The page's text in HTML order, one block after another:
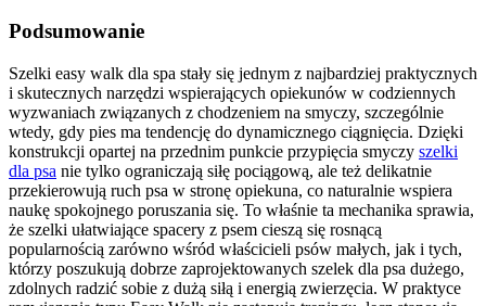
Podsumowanie
Szelki easy walk dla spa stały się jednym z najbardziej praktycznych
i skutecznych narzędzi wspierających opiekunów w codziennych
wyzwaniach związanych z chodzeniem na smyczy, szczególnie
wtedy, gdy pies ma tendencję do dynamicznego ciągnięcia. Dzięki
konstrukcji opartej na przednim punkcie przypięcia smyczy szelki
dla psa nie tylko ograniczają siłę pociągową, ale też delikatnie
przekierowują ruch psa w stronę opiekuna, co naturalnie wspiera
naukę spokojnego poruszania się. To właśnie ta mechanika sprawia,
że szelki ułatwiające spacery z psem cieszą się rosnącą
popularnością zarówno wśród właścicieli psów małych, jak i tych,
którzy poszukują dobrze zaprojektowanych szelek dla psa dużego,
zdolnych radzić sobie z dużą siłą i energią zwierzęcia. W praktyce